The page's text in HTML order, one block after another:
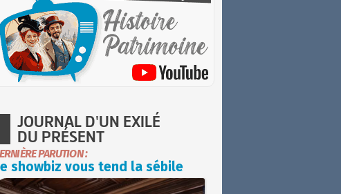
JOURNAL D'UN EXILÉ
DU PRÉSENT
PARUTION :
showbiz vous tend la sébile